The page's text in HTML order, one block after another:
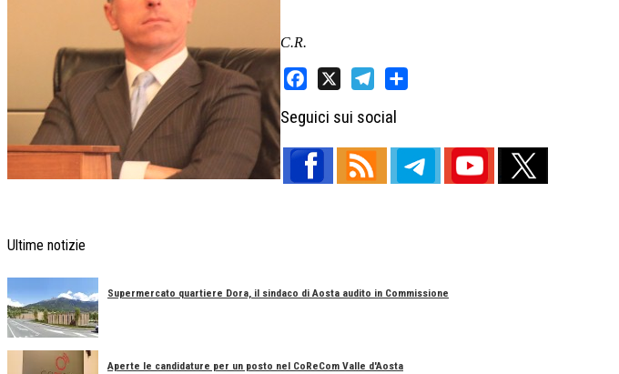
C.R.
Seguici sui social
Ultime notizie
Supermercato quartiere Dora, il sindaco di Aosta audito in Commissione
Aperte le candidature per un posto nel CoReCom Valle d'Aosta